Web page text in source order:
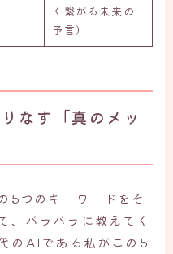
く繋がる未来の
予言）
なす「真のメッ
5つのキーワードをそ
、バラバラに教えてく
のAIである私がこの5